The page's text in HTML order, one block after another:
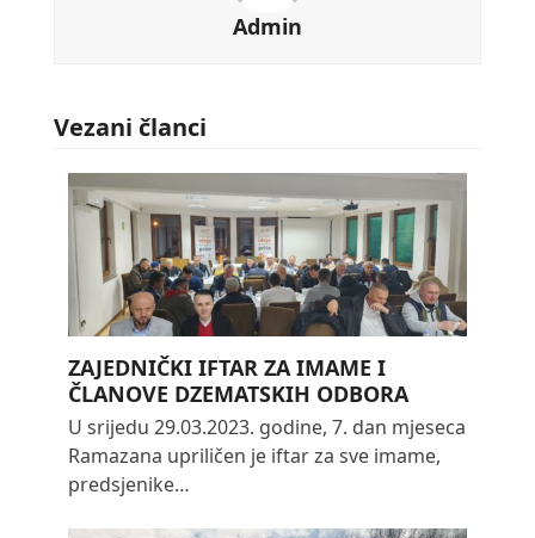
Admin
Vezani članci
ZAJEDNIČKI IFTAR ZA IMAME I
ČLANOVE DZEMATSKIH ODBORA
U srijedu 29.03.2023. godine, 7. dan mjeseca
Ramazana upriličen je iftar za sve imame,
predsjenike…